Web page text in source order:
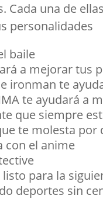
Cada una de
personalidades
baile
a mejorar tus
ironman te
te ayudará a
que siempre
te molesta por
con el anime
para la
deportes sin